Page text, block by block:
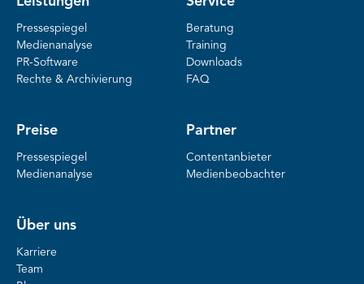
Pressespiegel
Medienanalyse
PR-Software
Rechte & Archivierung
Beratung
Training
Downloads
FAQ
Preise
Pressespiegel
Medienanalyse
Partner
Contentanbieter
Medienbeobachter
Über uns
Karriere
Team